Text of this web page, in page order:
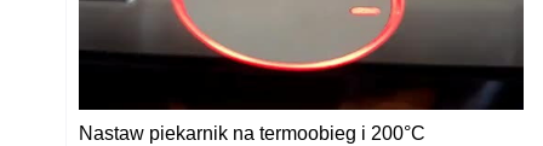
Nastaw piekarnik na termoobieg i 200°C